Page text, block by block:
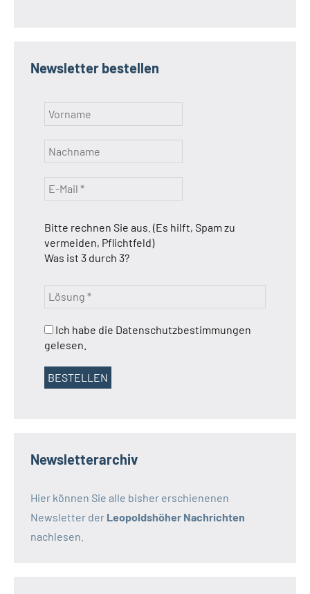
Newsletter bestellen
Bitte rechnen Sie aus. (Es hilft, Spam zu
vermeiden, Pflichtfeld)
Was ist 3 durch 3?
Ich habe die Datenschutzbestimmungen
gelesen.
Newsletterarchiv
Hier können Sie alle bisher erschienenen
Newsletter der Leopoldshöher Nachrichten
nachlesen.